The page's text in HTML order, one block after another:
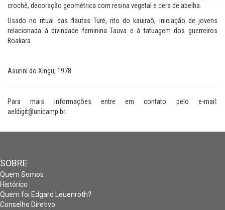
crochê, decoração geométrica com resina vegetal e cera de abelha.
Usado no ritual das flautas Turé, rito do kauiraô, iniciação de jovens
relacionada à divindade feminina Tauva e à tatuagem dos guerreiros
Boakara.
Asuriní do Xingu, 1978
Para mais informações entre em contato pelo e-mail:
aeldigit@unicamp.br.
SOBRE
Quem Somos
Histórico
Quem foi Edgard Leuenroth?
Conselho Diretivo